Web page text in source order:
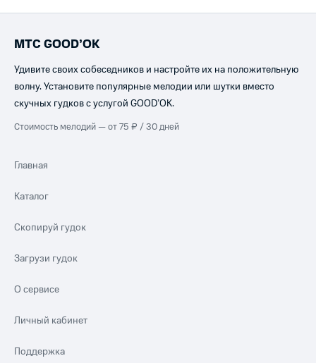
МТС GOOD’OK
Удивите своих собеседников и настройте их на положительную
волну. Установите популярные мелодии или шутки вместо
скучных гудков с услугой GOOD’OK.
Стоимость мелодий — от 75 ₽ / 30 дней
Главная
Каталог
Скопируй гудок
Загрузи гудок
О сервисе
Личный кабинет
Поддержка